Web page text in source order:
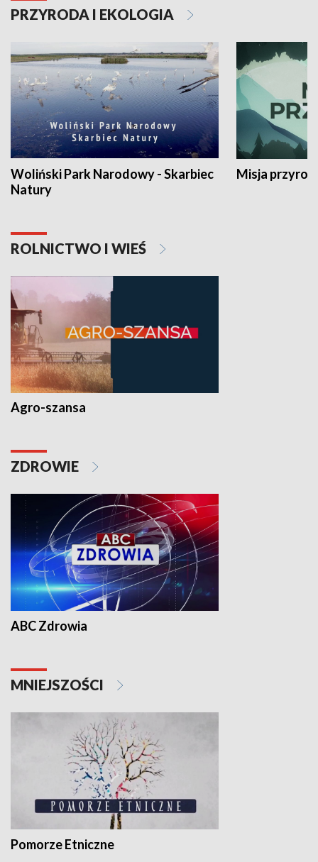
PRZYRODA I EKOLOGIA
Woliński Park Narodowy - Skarbiec
Natury
Misja
ROLNICTWO I WIEŚ
Agro-szansa
ZDROWIE
ABC Zdrowia
MNIEJSZOŚCI
Pomorze Etniczne